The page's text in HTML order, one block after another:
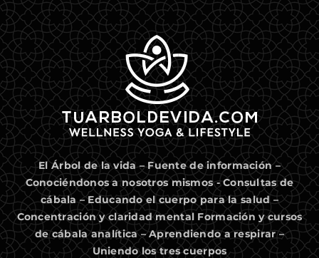
El Árbol de la vida – Fuente de información –
Conociéndonos a nosotros mismos - Consultas de
cábala – Educando el cuerpo para la salud –
Concentración y claridad mental Formación y cursos
de cábala analítica – Aprendiendo a respirar –
Uniendo los tres cuerpos